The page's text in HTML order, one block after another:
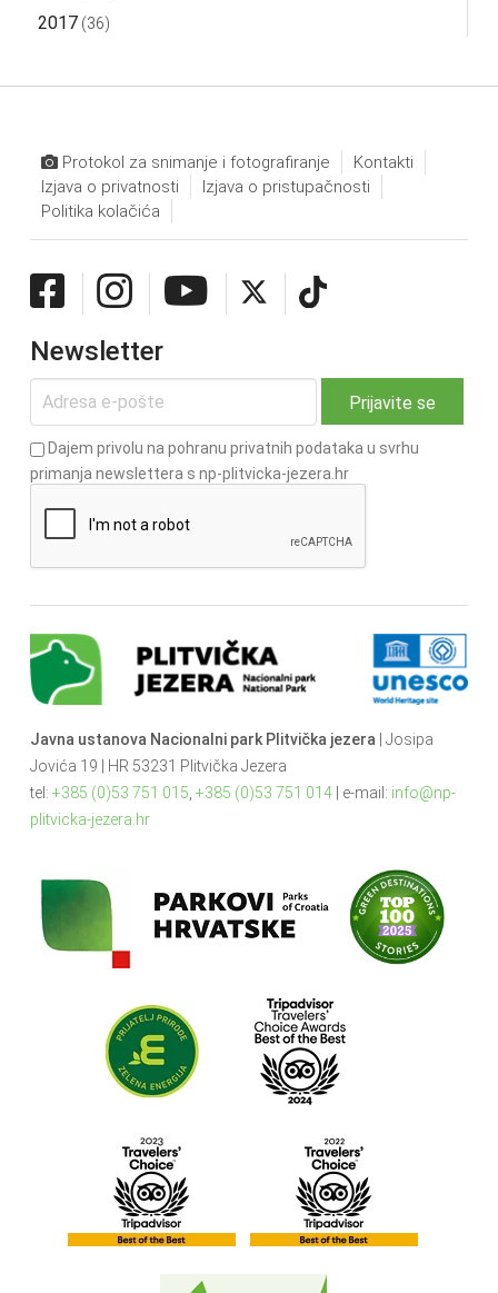
2017(36)
Protokol za snimanje i fotografiranje
Kontakti
Izjava o privatnosti
Izjava o pristupačnosti
Politika kolačića
Newsletter
Dajem privolu na pohranu privatnih podataka u svrhu
primanja newslettera s np-plitvicka-jezera.hr
Javna ustanova Nacionalni park Plitvička jezera | Josipa
Jovića 19 | HR 53231 Plitvička Jezera
tel: +385 (0)53 751 015 +385 (0)53 751 014| e-mail: info@np-
plitvicka-jezera.hr